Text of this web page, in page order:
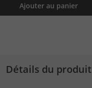
Ajouter au panier
Détails du produit